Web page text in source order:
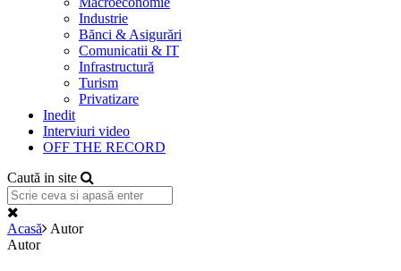
Industrie
Bănci & Asigurări
Comunicatii & IT
Infrastructură
Turism
Privatizare
Inedit
Interviuri video
OFF THE RECORD
Caută in site
Acasă
Autor
Autor